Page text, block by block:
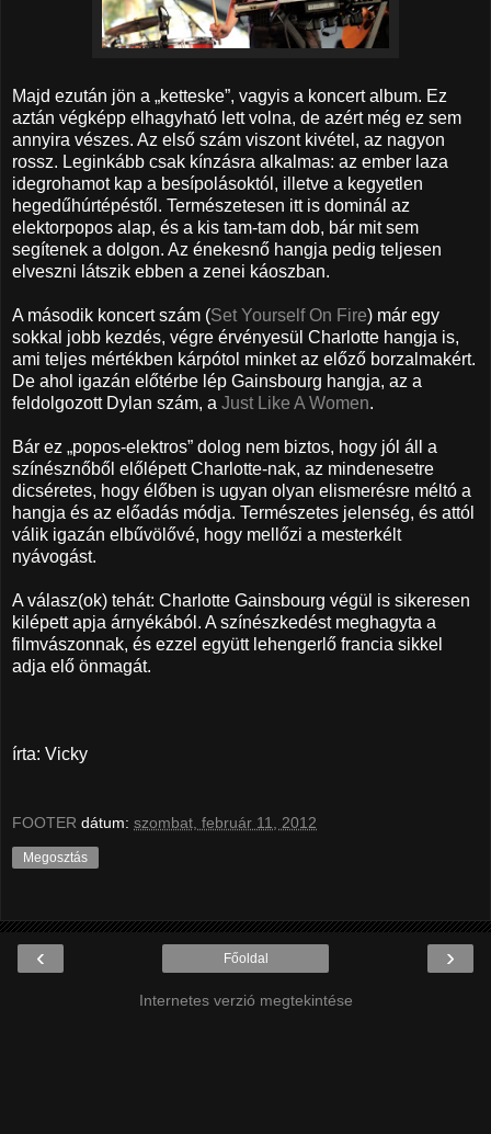
Majd ezután jön a „ketteske”, vagyis a koncert album. Ez
aztán végképp elhagyható lett volna, de azért még ez sem
annyira vészes. Az első szám viszont kivétel, az nagyon
rossz. Leginkább csak kínzásra alkalmas: az ember laza
idegrohamot kap a besípolásoktól, illetve a kegyetlen
hegedűhúrtépéstől. Természetesen itt is dominál az
elektorpopos alap, és a kis tam-tam dob, bár mit sem
segítenek a dolgon. Az énekesnő hangja pedig teljesen
elveszni látszik ebben a zenei káoszban.
A második koncert szám (Set Yourself On Fire) már egy
sokkal jobb kezdés, végre érvényesül Charlotte hangja is,
ami teljes mértékben kárpótol minket az előző borzalmakért.
De ahol igazán előtérbe lép Gainsbourg hangja, az a
feldolgozott Dylan szám, a Just Like A Women.
Bár ez „popos-elektros” dolog nem biztos, hogy jól áll a
színésznőből előlépett Charlotte-nak, az mindenesetre
dicséretes, hogy élőben is ugyan olyan elismerésre méltó a
hangja és az előadás módja. Természetes jelenség, és attól
válik igazán elbűvölővé, hogy mellőzi a mesterkélt
nyávogást.
A válasz(ok) tehát: Charlotte Gainsbourg végül is sikeresen
kilépett apja árnyékából. A színészkedést meghagyta a
filmvászonnak, és ezzel együtt lehengerlő francia sikkel
adja elő önmagát.
írta: Vicky
FOOTER dátum: szombat, február 11, 2012
Megosztás
‹ ›
Főoldal
Internetes verzió megtekintése